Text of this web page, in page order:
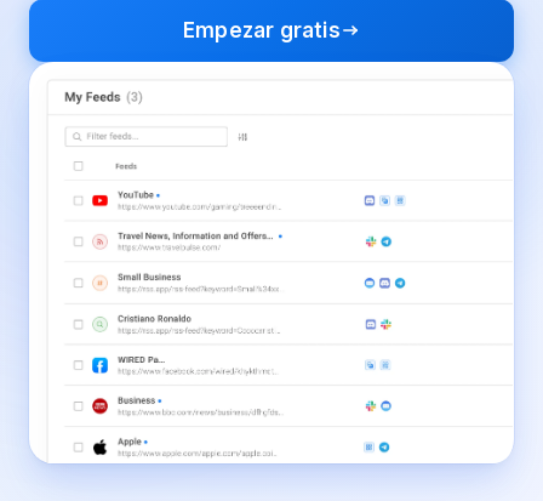
Empezar gratis